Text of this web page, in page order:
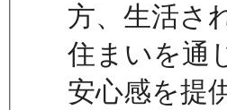
方、生活さ
住まいを通
安心感を提